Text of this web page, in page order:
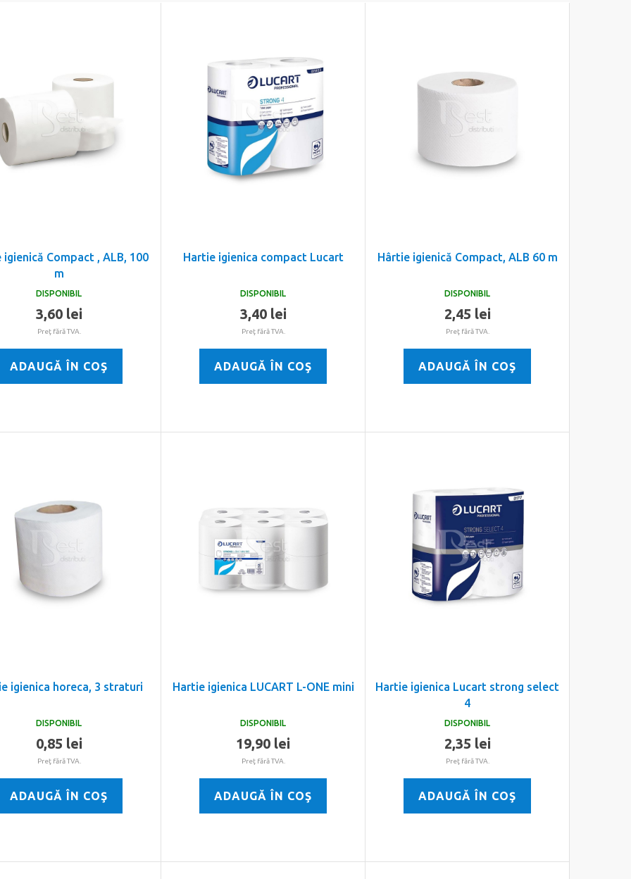
igienică Compact , ALB, 100
m
DISPONIBIL
3,60 lei
Preţ fără TVA.
ADAUGĂ ÎN COŞ
Hartie igienica compact Lucart
DISPONIBIL
3,40 lei
Preţ fără TVA.
ADAUGĂ ÎN COŞ
Hârtie igienică Compact, ALB 60 m
DISPONIBIL
2,45 lei
Preţ fără TVA.
ADAUGĂ ÎN COŞ
igienica horeca, 3 straturi
DISPONIBIL
0,85 lei
Preţ fără TVA.
ADAUGĂ ÎN COŞ
Hartie igienica LUCART L-ONE mini
DISPONIBIL
19,90 lei
Preţ fără TVA.
ADAUGĂ ÎN COŞ
Hartie igienica Lucart strong select
4
DISPONIBIL
2,35 lei
Preţ fără TVA.
ADAUGĂ ÎN COŞ